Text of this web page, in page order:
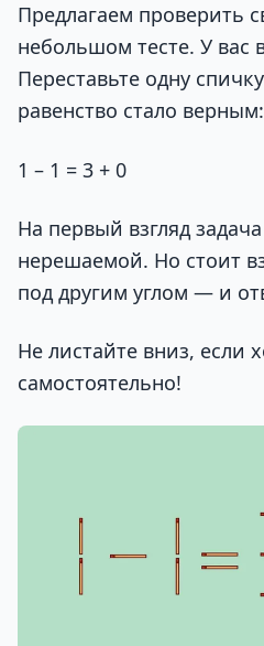
Предлагаем проверить
небольшом тесте. У вас
Переставьте одну
равенство стало верным:
1 – 1 = 3 + 0
На первый взгляд
нерешаемой. Но стоит
под другим углом — и
Не листайте вниз, если
самостоятельно!